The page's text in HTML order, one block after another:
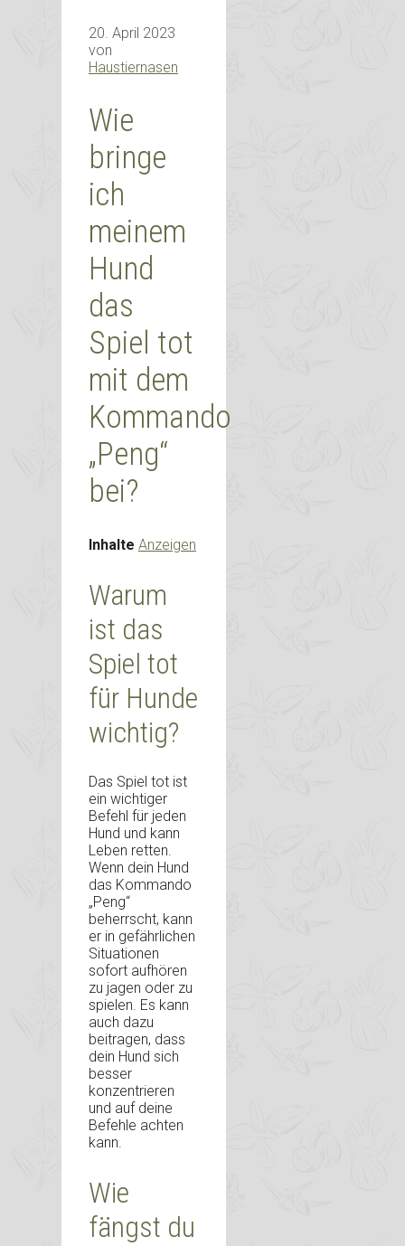
20. April 2023
von
Haustiernasen
Wie
bringe
ich
meinem
Hund
das
Spiel tot
mit dem
Kommando
„Peng“
bei?
Inhalte Anzeigen
Warum
ist das
Spiel tot
für Hunde
wichtig?
Das Spiel tot ist
ein wichtiger
Befehl für jeden
Hund und kann
Leben retten.
Wenn dein Hund
das Kommando
„Peng“
beherrscht, kann
er in gefährlichen
Situationen
sofort aufhören
zu jagen oder zu
spielen. Es kann
auch dazu
beitragen, dass
dein Hund sich
besser
konzentrieren
und auf deine
Befehle achten
kann.
Wie
fängst du